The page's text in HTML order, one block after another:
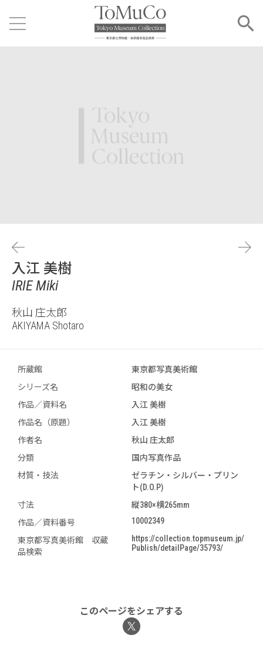
入江 美樹
IRIE Miki
秋山 庄太郎
AKIYAMA Shotaro
所蔵館
東京都写真美術館
シリーズ名
昭和の美女
作品／資料名
入江 美樹
作品名（原題）
入江 美樹
作者名
秋山 庄太郎
分類
国内写真作品
材質・技法
ゼラチン・シルバー・プリン
ト(D.O.P)
寸法
縦380×横265mm
作品／資料番号
10002349
東京都写真美術館 収蔵
品検索
https://collection.topmuseum.jp/
Publish/detailPage/35793/
このページをシェアする